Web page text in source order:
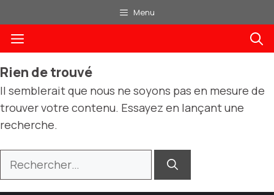
au
contenu
Menu
Menu
Rien de trouvé
Il semblerait que nous ne soyons pas en mesure de
trouver votre contenu. Essayez en lançant une
recherche.
Rechercher :